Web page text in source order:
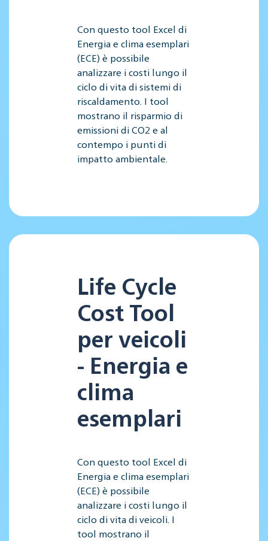
Con questo tool Excel di
Energia e clima esemplari
(ECE) è possibile
analizzare i costi lungo il
ciclo di vita di sistemi di
riscaldamento. I tool
mostrano il risparmio di
emissioni di CO2 e al
contempo i punti di
impatto ambientale.
Life Cycle
Cost Tool
per veicoli
- Energia e
clima
esemplari
Con questo tool Excel di
Energia e clima esemplari
(ECE) è possibile
analizzare i costi lungo il
ciclo di vita di veicoli. I
tool mostrano il